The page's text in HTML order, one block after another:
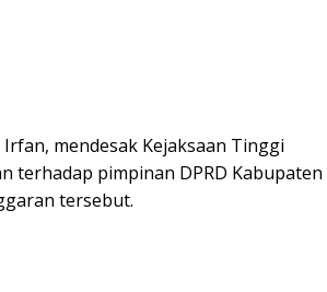
mendesak Kejaksaan Tinggi
terhadap pimpinan DPRD Kabupaten
tersebut.